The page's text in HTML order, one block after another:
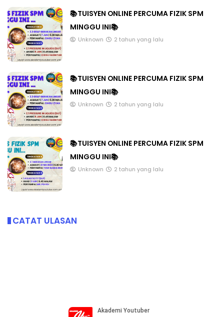
📚TUISYEN ONLINE PERCUMA FIZIK SPM
MINGGU INI📚
Unknown 2 tahun yang lalu
📚TUISYEN ONLINE PERCUMA FIZIK SPM
MINGGU INI📚
Unknown 2 tahun yang lalu
📚TUISYEN ONLINE PERCUMA FIZIK SPM
MINGGU INI📚
Unknown 2 tahun yang lalu
CATAT ULASAN